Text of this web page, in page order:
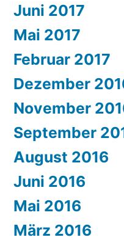
Juni 2017
Mai 2017
Februar 2017
Dezember
November
September
August 2016
Juni 2016
Mai 2016
März 2016